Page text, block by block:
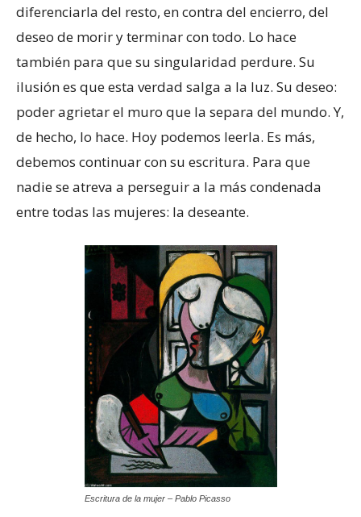
diferenciarla del resto, en contra del encierro, del
deseo de morir y terminar con todo. Lo hace
también para que su singularidad perdure. Su
ilusión es que esta verdad salga a la luz. Su deseo:
poder agrietar el muro que la separa del mundo. Y,
de hecho, lo hace. Hoy podemos leerla. Es más,
debemos continuar con su escritura. Para que
nadie se atreva a perseguir a la más condenada
entre todas las mujeres: la deseante.
Escritura de la mujer – Pablo Picasso